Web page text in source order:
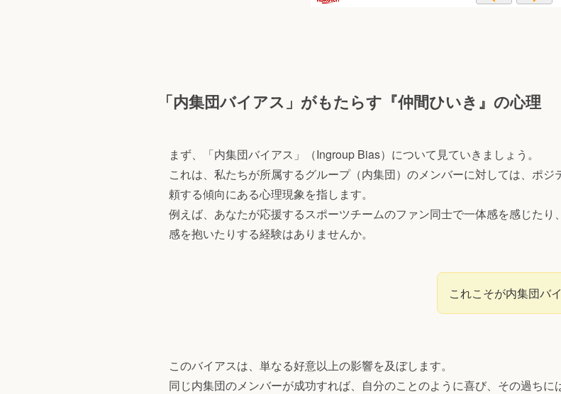
「内集団バイアス」がもたらす『仲間ひいき』の心理
まず、「内集団バイアス」（Ingroup Bias）について見ていきましょう。
これは、私たちが所属するグループ（内集団）のメンバーに対しては、ポ
頼する傾向にある心理現象を指します。
例えば、あなたが応援するスポーツチームのファン同士で一体感を感じた
感を抱いたりする経験はありませんか。
これこそが内集団バ
このバイアスは、単なる好意以上の影響を及ぼします。
同じ内集団のメンバーが成功すれば、自分のことのように喜び、その過ちに